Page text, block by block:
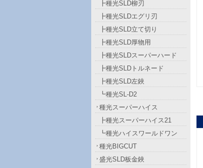
┣種光SLD柳刃
┣種光SLDエグリ刃
┣種光SLD立て切り
┣種光SLD厚物用
┣種光SLDスーパーハード
┣種光SLDトルネード
┣種光SLD左鋏
┗種光SL-D2
種光スーパーハイス
┣種光スーパーハイス21
┗種光ハイスワールドワン
種光BIGCUT
盛光SLD板金鋏